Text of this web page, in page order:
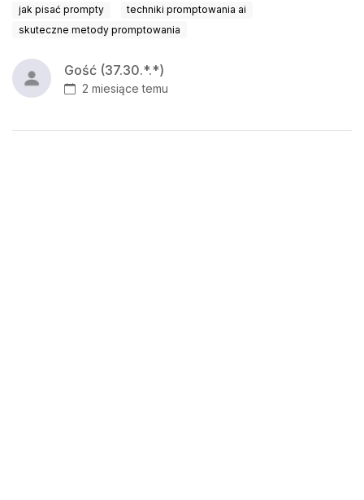
jak pisać prompty
techniki promptowania ai
skuteczne metody promptowania
Gość (37.30.*.*)
2 miesiące temu